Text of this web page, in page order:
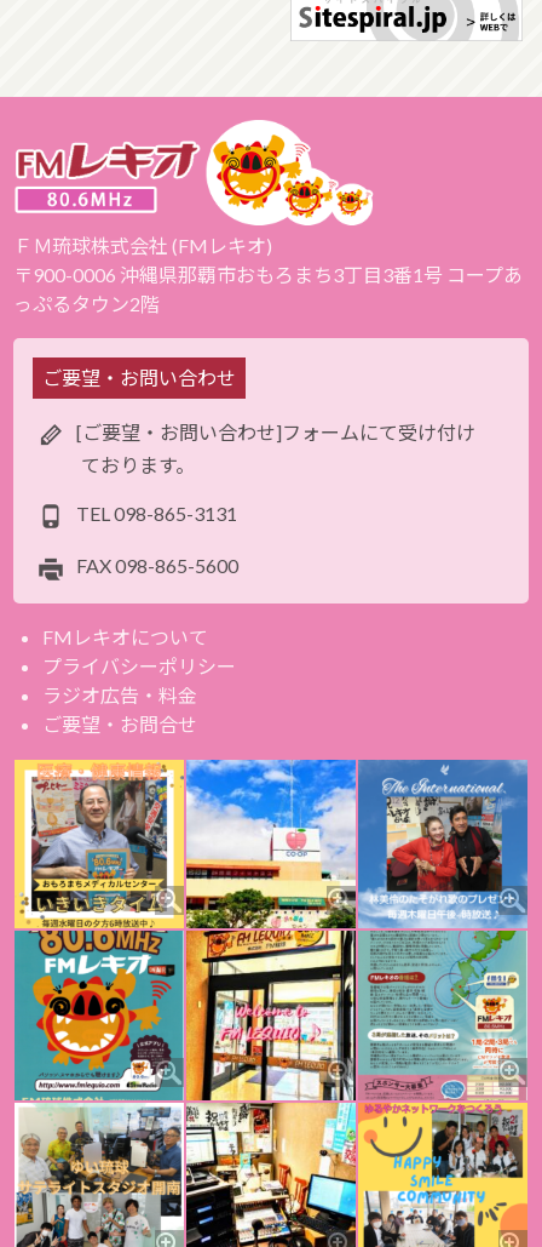
ＦＭ琉球株式会社 (FMレキオ)
〒900-0006 沖縄県那覇市おもろまち3丁目3番1号 コープあ
っぷるタウン2階
ご要望・お問い合わせ
[ご要望・お問い合わせ]フォームにて受け付け
ております。
TEL 098-865-3131
FAX098-865-5600
FMレキオについて
プライバシーポリシー
ラジオ広告・料金
ご要望・お問合せ